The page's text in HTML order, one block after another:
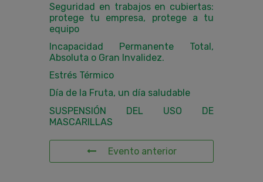
Seguridad en trabajos en cubiertas:
protege tu empresa, protege a tu
equipo
Incapacidad Permanente Total,
Absoluta o Gran Invalidez.
Estrés Térmico
Día de la Fruta, un día saludable
SUSPENSIÓN DEL USO DE
MASCARILLAS
Evento anterior